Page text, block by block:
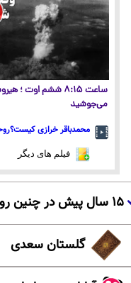
ساعت ۸:۱۵ ششم اوت
می‌جوشید
محمدباقر خرازی
فیلم های دیگر
۱۵ سال پیش در چنین روزی
گلستان سعدی